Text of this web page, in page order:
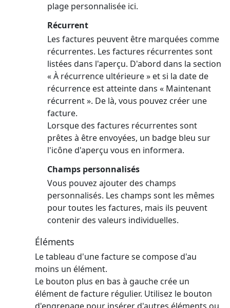
plage personnalisée ici.
Récurrent
Les factures peuvent être marquées comme
récurrentes. Les factures récurrentes sont
listées dans l'aperçu. D'abord dans la section
« À récurrence ultérieure » et si la date de
récurrence est atteinte dans « Maintenant
récurrent ». De là, vous pouvez créer une
facture.
Lorsque des factures récurrentes sont
prêtes à être envoyées, un badge bleu sur
l'icône d'aperçu vous en informera.
Champs personnalisés
Vous pouvez ajouter des champs
personnalisés. Les champs sont les mêmes
pour toutes les factures, mais ils peuvent
contenir des valeurs individuelles.
Éléments
Le tableau d'une facture se compose d'au
moins un élément.
Le bouton plus en bas à gauche crée un
élément de facture régulier. Utilisez le bouton